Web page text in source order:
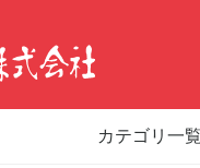
カテゴリ一覧